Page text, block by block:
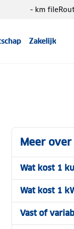
Zakelijk
- km file
Meer
Wat kost 1
Wat kost 1
Vast of